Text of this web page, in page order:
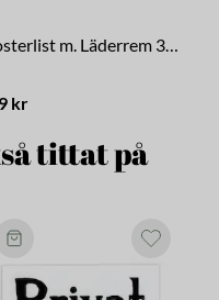
Posterlist m. Läderrem 35 cm
kr
tittat på